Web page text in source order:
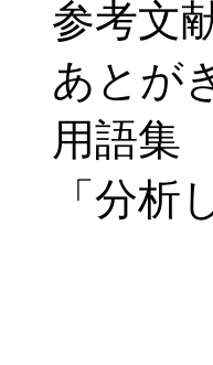
参考文
あとが
用語集
「分析